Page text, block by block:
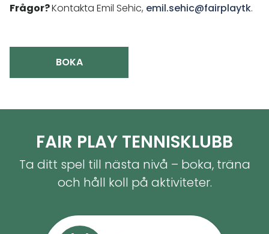
Frågor?Kontakta Emil Sehic, emil.sehic@fairplaytk.
BOKA
FAIR PLAY TENNISKLUBB
Ta ditt spel till nästa nivå – boka, träna
och håll koll på aktiviteter.